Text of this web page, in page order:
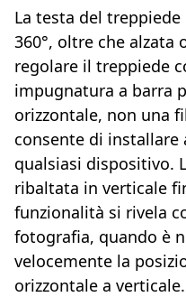
La testa del
360°, oltre che alzata
regolare il treppiede
impugnatura a barra
orizzontale, non una
consente di
qualsiasi dispositivo.
ribaltata in verticale
funzionalità si rivela
fotografia, quando è
velocemente la
orizzontale a